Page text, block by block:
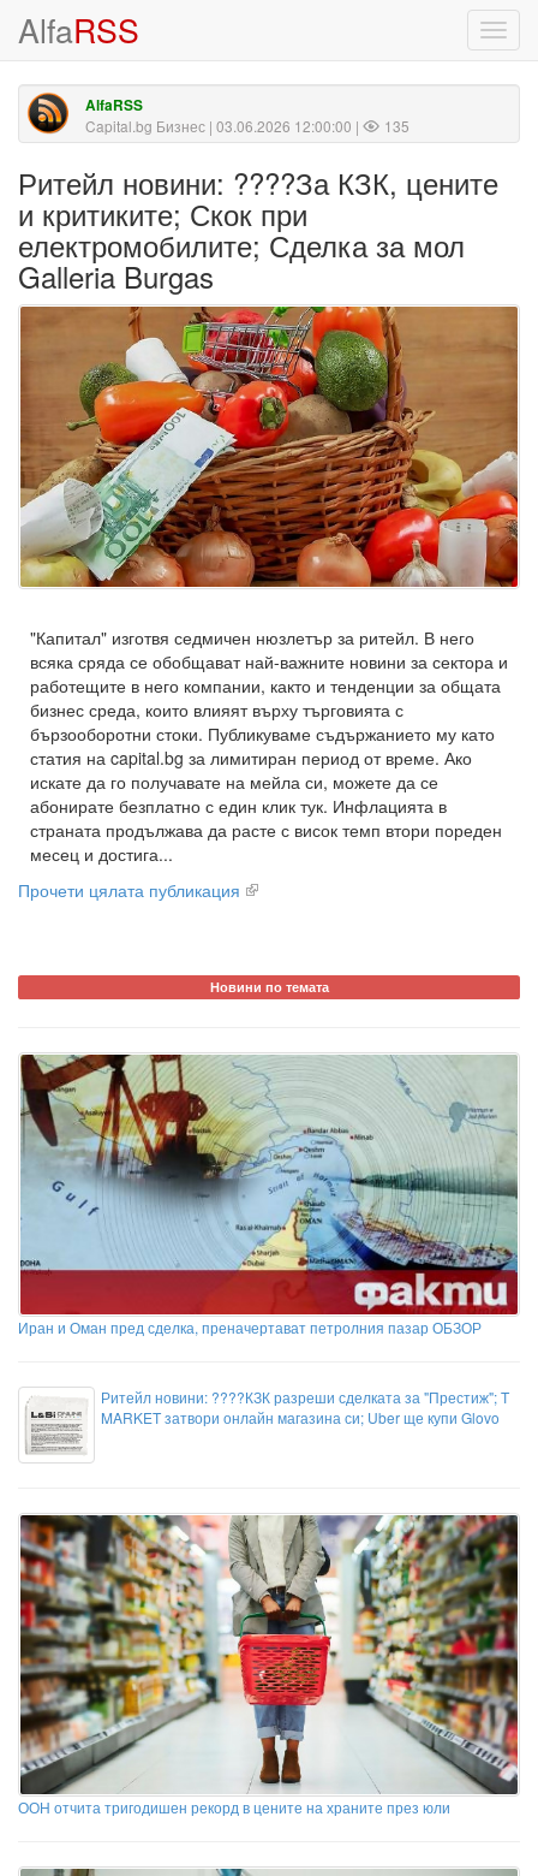
AlfaRSS
AlfaRSS
Capital.bg Бизнес | 03.06.2026 12:00:00 | 135
Ритейл новини: ????За КЗК, цените
и критиките; Скок при
електромобилите; Сделка за мол
Galleria Burgas
"Капитал" изготвя седмичен нюзлетър за ритейл. В него
всяка сряда се обобщават най-важните новини за сектора и
работещите в него компании, както и тенденции за общата
бизнес среда, които влияят върху търговията с
бързооборотни стоки. Публикуваме съдържанието му като
статия на capital.bg за лимитиран период от време. Ако
искате да го получавате на мейла си, можете да се
абонирате безплатно с един клик тук. Инфлацията в
страната продължава да расте с висок темп втори пореден
месец и достига...
Прочети цялата публикация
Новини по темата
Иран и Оман пред сделка, преначертават петролния пазар ОБЗОР
Ритейл новини: ????КЗК разреши сделката за "Престиж"; T
MARKET затвори онлайн магазина си; Uber ще купи Glovo
ООН отчита тригодишен рекорд в цените на храните през юли